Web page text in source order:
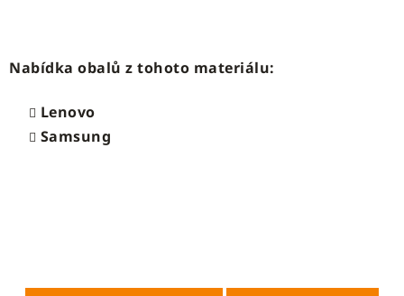
Nabídka obalů z tohoto materiálu:
Lenovo
Samsung